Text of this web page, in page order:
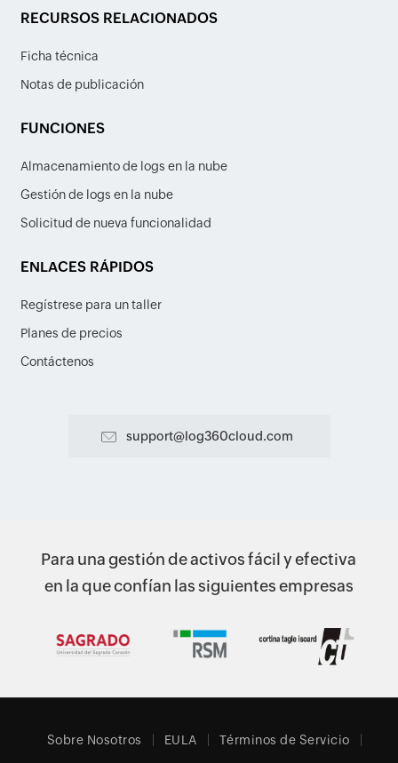
RECURSOS RELACIONADOS
Ficha técnica
Notas de publicación
FUNCIONES
Almacenamiento de logs en la nube
Gestión de logs en la nube
Solicitud de nueva funcionalidad
ENLACES RÁPIDOS
Regístrese para un taller
Planes de precios
Contáctenos
support@log360cloud.com
Para una gestión de activos fácil y efectiva
en la que confían las siguientes empresas
Sobre Nosotros EULA Términos de Servicio